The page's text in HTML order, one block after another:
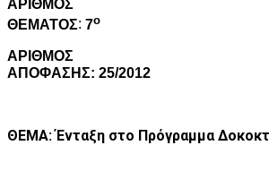
A ΡΙΘΜΟΣ
ΘΕΜΑΤΟΣ: 7ο
ΑΡΙΘΜΟΣ
ΑΠΟΦΑΣΗΣ: 25/2012
ΘΕΜΑ: Ένταξη στο Πρόγραμμα